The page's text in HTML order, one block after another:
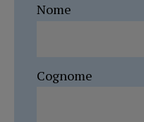
Nome
Cognome